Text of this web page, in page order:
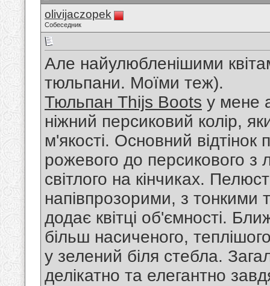
olivijaczopek
Собеседник
Але найулюбленішими
тюльпани. Моїми теж).
Тюльпан Thijs Boots у мене
ніжний персиковий колір,
м'якості. Основний відтінок
рожевого до персикового з
світлого на кінчиках.
напівпрозорими, з
додає квітці об'ємності.
більш насиченого,
у зелений біля стебла.
делікатно та елегантно